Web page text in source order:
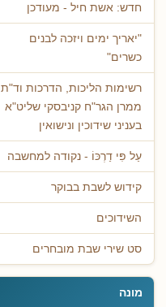
חדש: אשת חיל - מעודכן
"יאריך ימים ויזכה לבנים
כשרים"
רשימות הליכות, הדרכות וד"ת
ממרן הגר"ח קניבסקי שליט"א
בעניני שידוכין ונישואין
עַל פִּי דַרְכּוֹ - נקודה למחשבה
קידוש לשבת בבוקר
השידוכים
סט שירי שבת מובחרים
מונה